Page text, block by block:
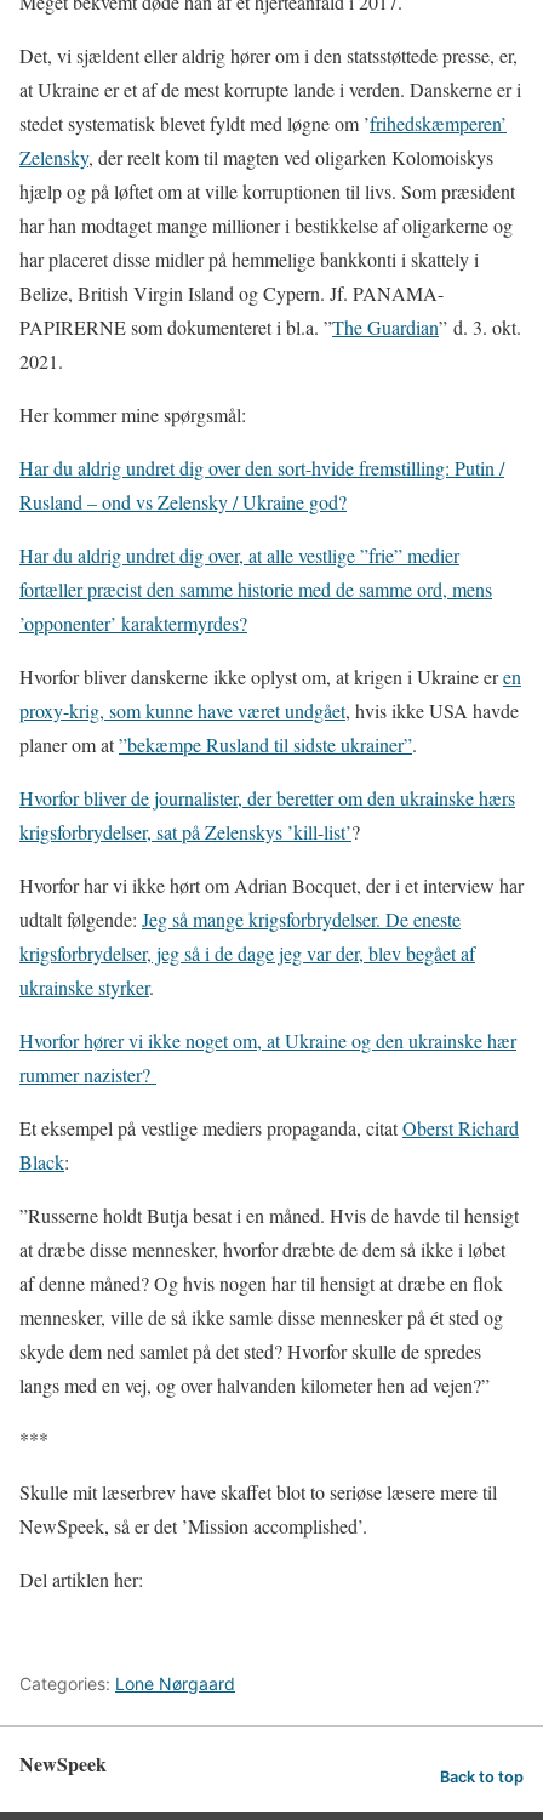
Det, vi sjældent eller aldrig hører om i den statsstøttede presse, er,
at Ukraine er et af de mest korrupte lande i verden. Danskerne er i
stedet systematisk blevet fyldt med løgne om ’frihedskæmperen’
Zelensky, der reelt kom til magten ved oligarken Kolomoiskys
hjælp og på løftet om at ville korruptionen til livs. Som præsident
har han modtaget mange millioner i bestikkelse af oligarkerne og
har placeret disse midler på hemmelige bankkonti i skattely i
Belize, British Virgin Island og Cypern. Jf. PANAMA-
PAPIRERNE som dokumenteret i bl.a. ”The Guardian” d. 3. okt.
2021.
Her kommer mine spørgsmål:
Har du aldrig undret dig over den sort-hvide fremstilling: Putin /
Rusland – ond vs Zelensky / Ukraine god?
Har du aldrig undret dig over, at alle vestlige ”frie” medier
fortæller præcist den samme historie med de samme ord, mens
’opponenter’ karaktermyrdes?
Hvorfor bliver danskerne ikke oplyst om, at krigen i Ukraine eren
proxy-krig, som kunne have været undgået, hvis ikke USA havde
planer om at”bekæmpe Rusland til sidste ukrainer”.
Hvorfor bliver de journalister, der beretter om den ukrainske hærs
krigsforbrydelser, sat på Zelenskys ’kill-list’?
Hvorfor har vi ikke hørt om Adrian Bocquet, der i et interview har
udtalt følgende: Jeg så mange krigsforbrydelser. De eneste
krigsforbrydelser, jeg så i de dage jeg var der, blev begået af
ukrainske styrker.
Hvorfor hører vi ikke noget om, at Ukraine og den ukrainske hær
rummer nazister?
Et eksempel på vestlige mediers propaganda, citatOberst Richard
Black:
”Russerne holdt Butja besat i en måned. Hvis de havde til hensigt
at dræbe disse mennesker, hvorfor dræbte de dem så ikke i løbet
af denne måned? Og hvis nogen har til hensigt at dræbe en flok
mennesker, ville de så ikke samle disse mennesker på ét sted og
skyde dem ned samlet på det sted? Hvorfor skulle de spredes
langs med en vej, og over halvanden kilometer hen ad vejen?”
***
Skulle mit læserbrev have skaffet blot to seriøse læsere mere til
NewSpeek, så er det ’Mission accomplished’.
Del artiklen her:
Categories: Lone Nørgaard
NewSpeek Back to top